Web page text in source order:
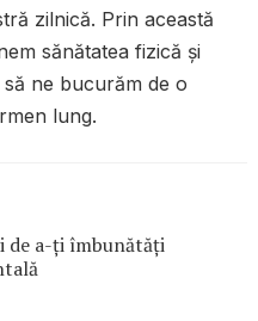
zilnică. Prin această
sănătatea fizică și
ne bucurăm de o
lung.
de a-ți îmbunătăți